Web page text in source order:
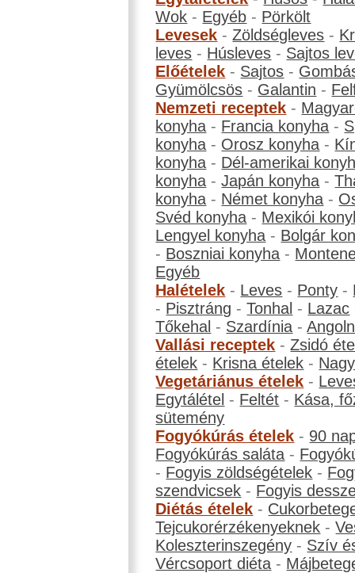
Wok - Egyéb - Pörkölt
Levesek -Zöldségleves -
leves - Húsleves - Sajtos
Előételek - Sajtos -
Gyümölcsös - Galantin -
Nemzeti receptek -
konyha - Francia konyha -
konyha - Orosz konyha -
konyha - Dél-amerikai
konyha -Japán konyha -
konyha - Német konyha -
Svéd konyha - Mexikói
Lengyel konyha - Bolgár
- Boszniai konyha -
Egyéb
Halételek - Leves - Ponty -
- Pisztráng -Tonhal - Lazac
Tőkehal - Szardínia -
Vallási receptek -Zsidó
ételek - Krisna ételek -
Vegetáriánus ételek -
Egytálétel - Feltét - Kása,
sütemény
Fogyókúrás ételek - 90
Fogyókúrás saláta -
- Fogyis zöldségételek -
szendvicsek - Fogyis
Diétás ételek -
Tejcukorérzékenyeknek -
Koleszterinszegény - Szív
Vércsoport diéta -